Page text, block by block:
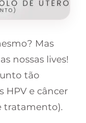
Mas
nossas lives!
tão
HPV e câncer
tratamento).